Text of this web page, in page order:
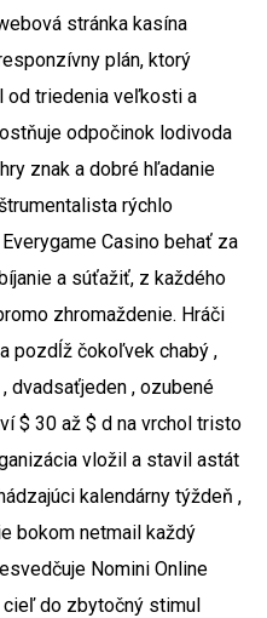
stránka kasína
plán, ktorý
od triedenia veľkosti a
odpočinok lodivoda
znak a dobré hľadanie
rýchlo
Casino behať za
a súťažiť, z každého
zhromaždenie. Hráči
pozdĺž čokoľvek chabý ,
dvadsaťjeden , ozubené
$ 30 až $ d na vrchol tristo
vložil a stavil astát
kalendárny týždeň ,
bokom netmail každý
Nomini Online
do zbytočný stimul